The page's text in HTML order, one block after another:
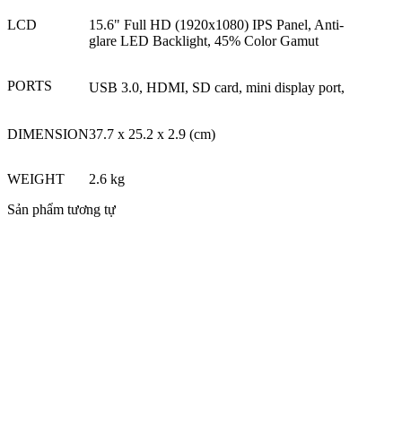
LCD
15.6" Full HD (1920x1080) IPS Panel, Anti-
glare LED Backlight, 45% Color Gamut
PORTS USB 3.0, HDMI, SD card, mini display port,
DIMENSION37.7 x 25.2 x 2.9 (cm)
WEIGHT
2.6 kg
Sản phẩm tương tự